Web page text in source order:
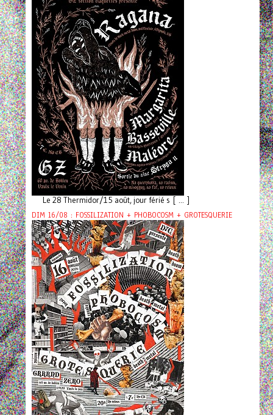
Le 28 Thermidor/15 août, jour férié s [ ... ]
DIM 16/08 : FOSSILIZATION + PHOBOCOSM + GROTESQUERIE